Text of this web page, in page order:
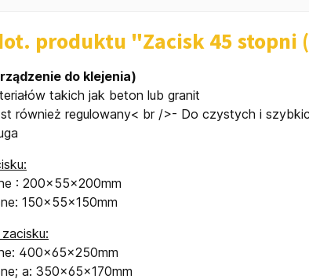
produktu "Zacisk 45 stopni
do klejenia)
takich jak beton lub granit
również regulowany< br />- Do czystych i
: 200x55x200mm
: 150x55x150mm
400x65x250mm
a: 350x65x170mm